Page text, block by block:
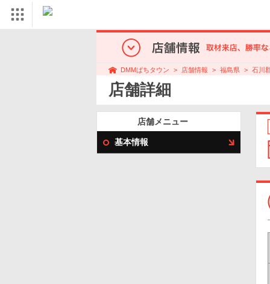
DMMぱちタウン 店舗情報 福島県 石川
店舗詳細
店舗メニュー
基本情報